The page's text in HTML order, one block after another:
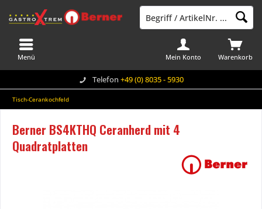
Telefon +49 (0) 8035 - 5930
Warenkorb
Mein Konto
Menü
Tisch-Cerankochfeld
Berner BS4KTHQ Ceranherd mit 4
Quadratplatten